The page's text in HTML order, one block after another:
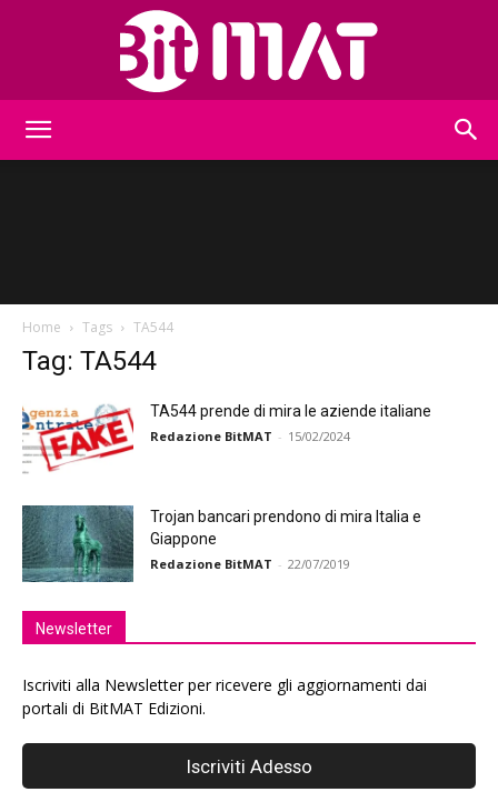
Home Tags TA544
Tag: TA544
TA544 prende di mira le aziende italiane
Redazione BitMAT - 15/02/2024
Trojan bancari prendono di mira Italia e
Giappone
Redazione BitMAT - 22/07/2019
Newsletter
Iscriviti alla Newsletter per ricevere gli aggiornamenti dai
portali di BitMAT Edizioni.